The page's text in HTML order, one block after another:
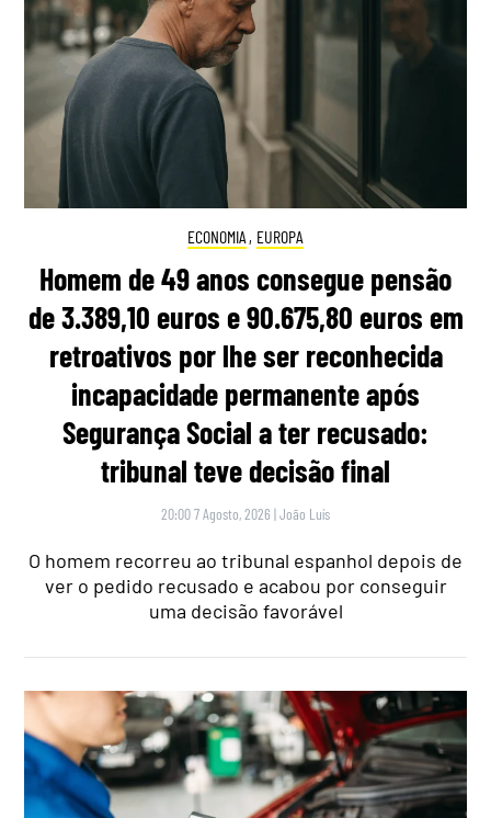
ECONOMIA , EUROPA
Homem de 49 anos consegue pensão
de 3.389,10 euros e 90.675,80 euros em
retroativos por lhe ser reconhecida
incapacidade permanente após
Segurança Social a ter recusado:
tribunal teve decisão final
20:00 7 Agosto, 2026 |João Luís
O homem recorreu ao tribunal espanhol depois de
ver o pedido recusado e acabou por conseguir
uma decisão favorável